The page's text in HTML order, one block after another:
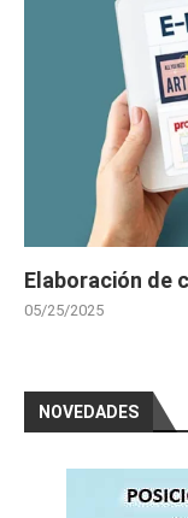
Elaboración de
05/25/2025
NOVEDADES